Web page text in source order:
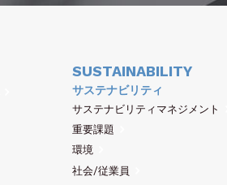
SUSTAINABILITY
サステナビリティ
サステナビリティマネジメント
重要課題
環境
社会/従業員